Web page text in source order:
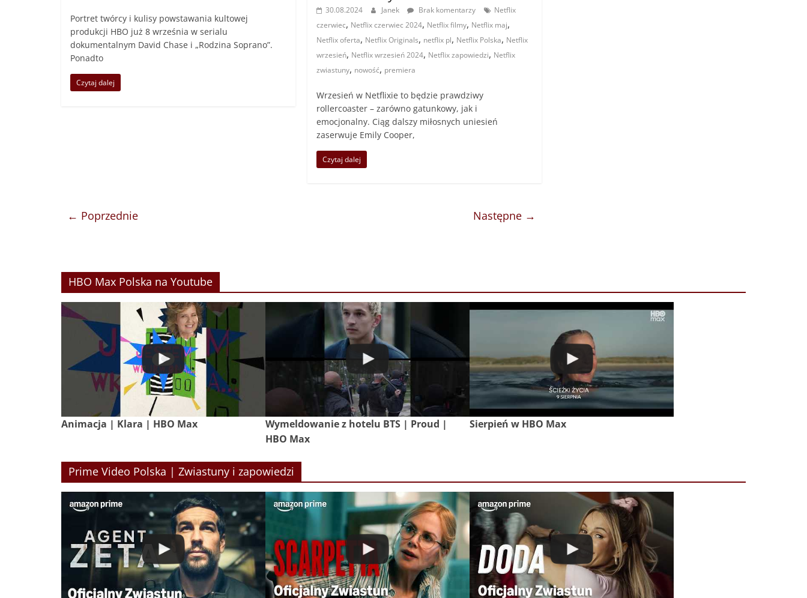
Portret twórcy i kulisy powstawania kultowej
produkcji HBO już 8 września w serialu
dokumentalnym David Chase i „Rodzina Soprano”.
Ponadto
Czytaj dalej
30.08.2024 Janek Brak komentarzy
Netflix
czerwiec, Netflix czerwiec 2024, Netflix filmy, Netflix maj,
Netflix oferta, Netflix Originals, netflix pl, Netflix Polska, Netflix
wrzesień, Netflix wrzesień 2024, Netflix zapowiedzi, Netflix
zwiastuny, nowość, premiera
Wrzesień w Netflixie to będzie prawdziwy
rollercoaster – zarówno gatunkowy, jak i
emocjonalny. Ciąg dalszy miłosnych uniesień
zaserwuje Emily Cooper,
Czytaj dalej
← Poprzednie Następne →
HBO Max Polska na Youtube
Animacja | Klara | HBO Max
Wymeldowanie z hotelu BTS | Proud |
HBO Max
Sierpień w HBO Max
Prime Video Polska | Zwiastuny i zapowiedzi